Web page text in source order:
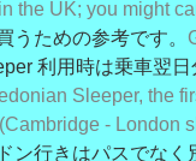
the UK; you might
うための参考です。
利用時は乗車翌
Sleeper, the
- London
ン行きはパスでなく